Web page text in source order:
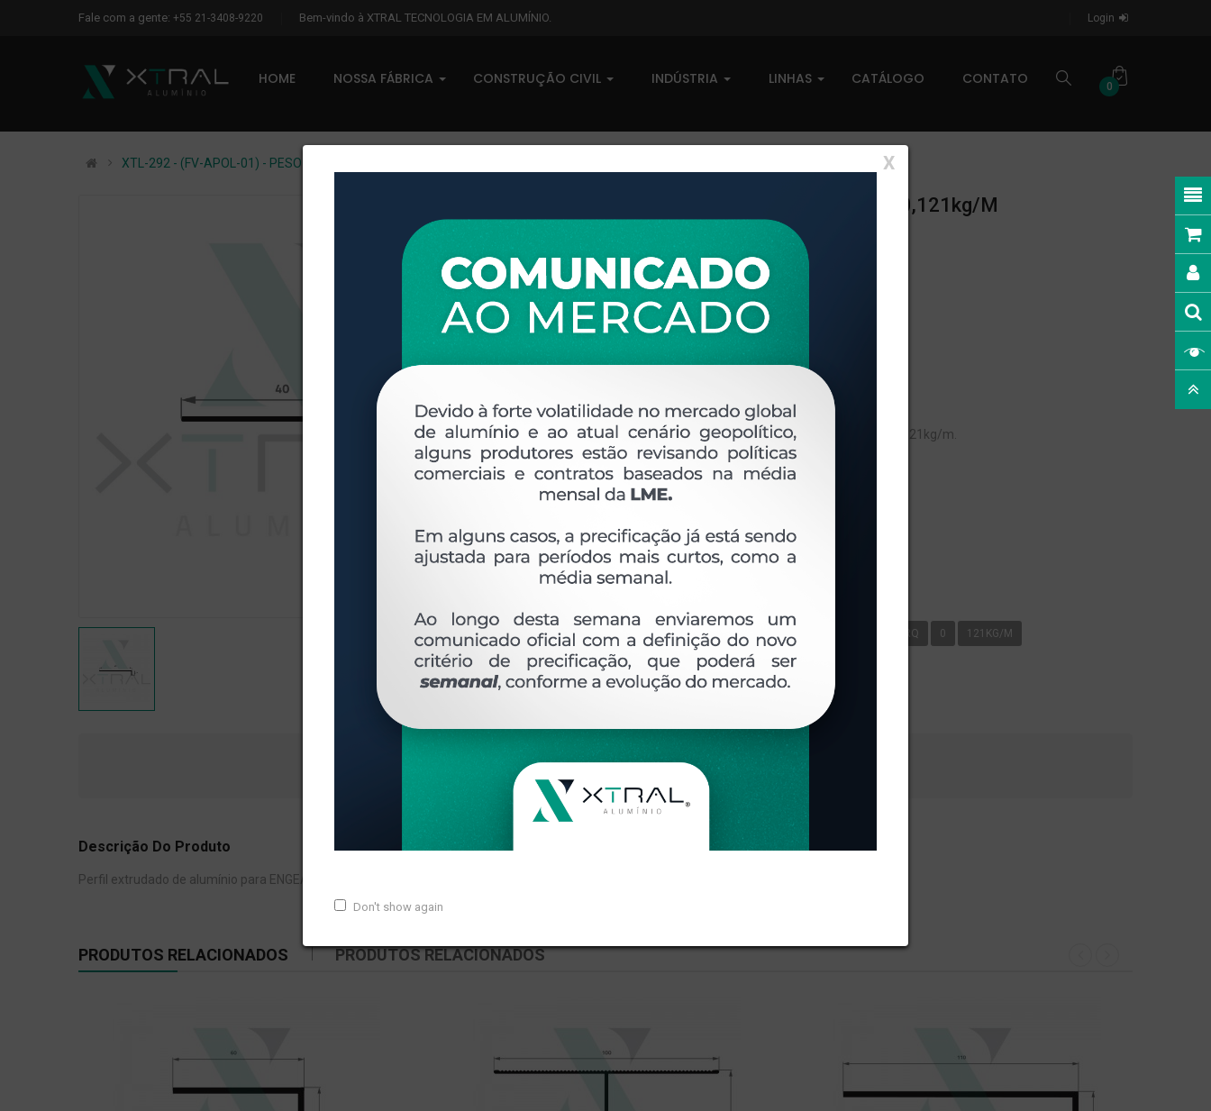
Fale com a gente: +55 21-3408-9220 Bem-vindo à XTRAL TECNOLOGIA EM ALUMÍNIO. Login
HOME NOSSA FÁBRICA CONSTRUÇÃO CIVIL INDÚSTRIA LINHAS CATÁLOGO CONTATO 0
X
Don't show again
XTL-292 - (FV-APOL-01) - PESO LINEAR: 0,121kg/m
XTL-292 - (FV-APOL-01) - PESO LINEAR: 0,121kg/m
0 comentários
Disponível sob consulta
Taxas R$ 0,00
Disponibilidade:
Em estoque
OVERVIEW
Perfil extrudado de alumínio para ENGEARQ, com peso linear de 0,121kg/m.
Ver perfis relacionados
Etiquetas: 292- PESO LINEAR - KG/M FV-APOL-01 ENGEARQ 0 121KG/M
DESCRIÇÃO COMENTÁRIOS (0)
Descrição Do Produto
Perfil extrudado de alumínio para ENGEARQ, com peso linear de 0,121kg/m.
PRODUTOS RELACIONADOS PRODUTOS RELACIONADOS